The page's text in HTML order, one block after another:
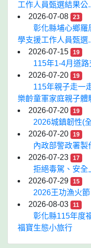
工作人員甄選結果公
2026-07-08
23
彰化縣埔心鄉羅
學支援工作人員甄選
2026-07-15
19
115年1-4月道
2026-07-20
19
115年親子走一
樂齡童軍家庭親子體
2026-07-20
19
2026城鎮韌性(
2026-07-20
19
內政部警政署製
2026-07-23
17
拒絕毒駕、安全
2026-07-29
15
2026王功漁火節
2026-08-03
11
彰化縣115年度
福寶生態小旅行